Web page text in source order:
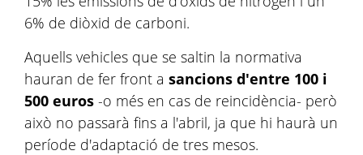
6% de diòxid de carboni.
Aquells vehicles que se saltin la normativa
hauran de fer front a sancions d'entre 100 i
500 euros -o més en cas de reincidència- però
això no passarà fins a l'abril, ja que hi haurà un
període d'adaptació de tres mesos.